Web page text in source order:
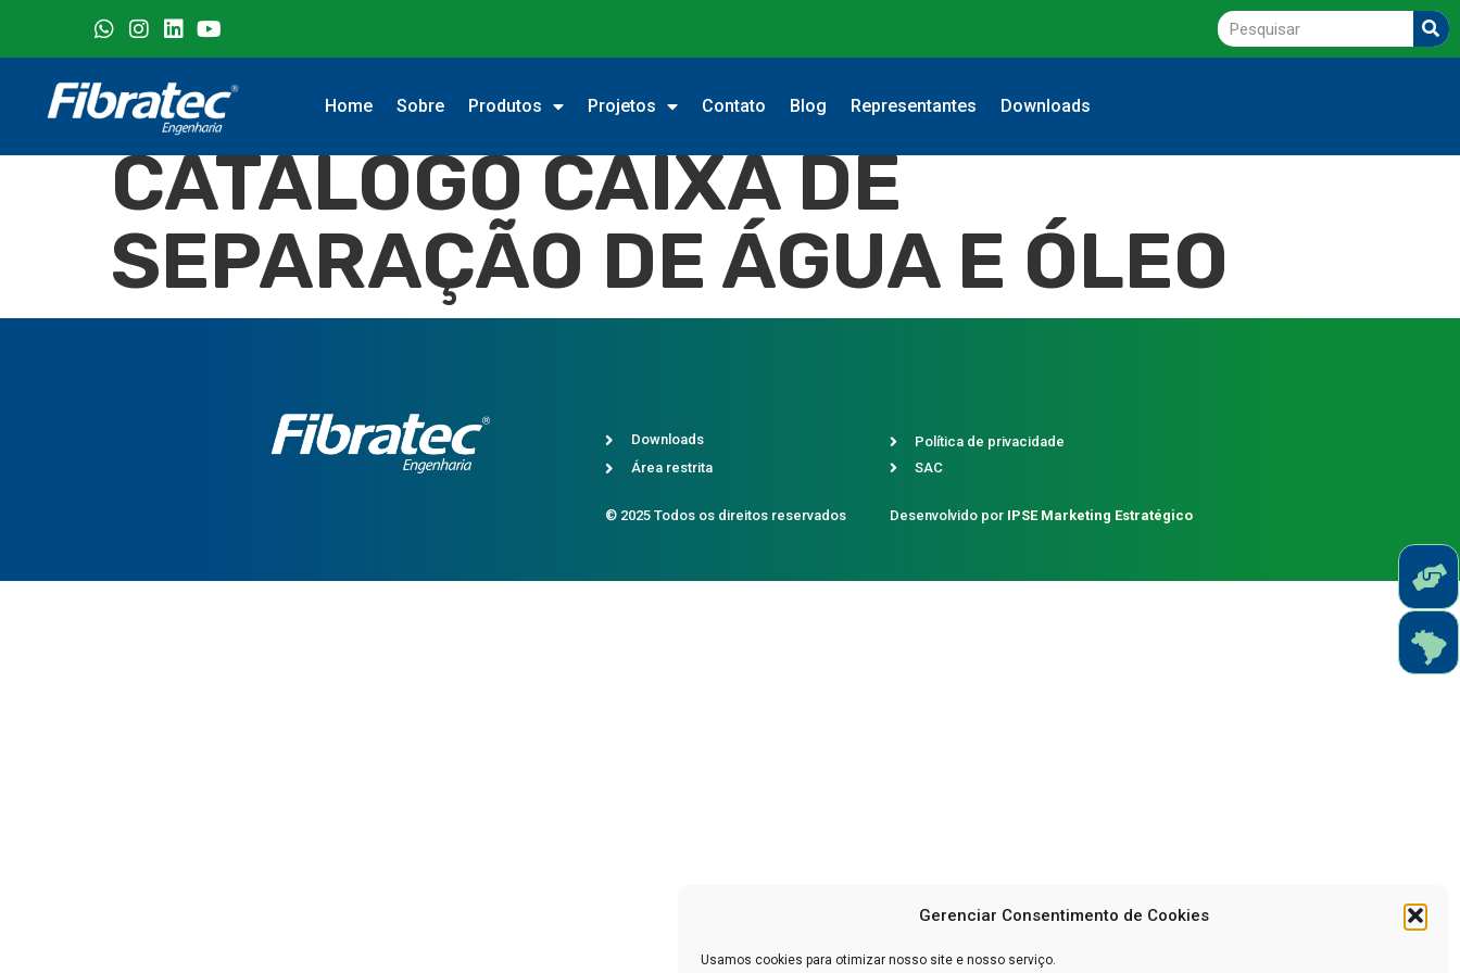
Gerenciar Consentimento de Cookies
Usamos cookies para otimizar nosso site e nosso serviço.
Home Sobre Produtos Projetos Contato Blog Representantes Downloads
CATÁLOGO CAIXA DE
SEPARAÇÃO DE ÁGUA E ÓLEO
Downloads
Área restrita
© 2025 Todos os direitos reservados
Política de privacidade
SAC
Desenvolvido por IPSE Marketing Estratégico